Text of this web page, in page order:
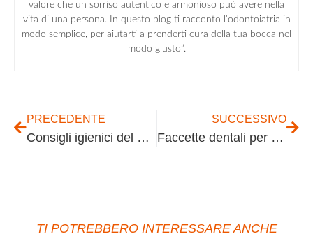
valore che un sorriso autentico e armonioso può avere nella
vita di una persona. In questo blog ti racconto l’odontoiatria in
modo semplice, per aiutarti a prenderti cura della tua bocca nel
modo giusto”.
PRECEDENTE
Consigli igienici del pedodonzista
SUCCESSIVO
Faccette dentali per un sorriso perfetto
TI POTREBBERO INTERESSARE ANCHE